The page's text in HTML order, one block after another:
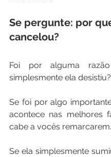
Se pergunte: por
cancelou?
Foi por alguma
simplesmente ela desistiu?
Se foi por algo
acontece nas melhores
cabe a vocês remarcarem.
Se ela simplesmente